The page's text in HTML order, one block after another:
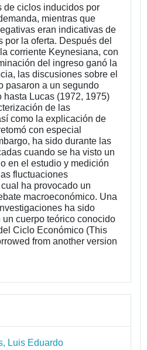
de ciclos inducidos por
mientras que
eran indicativas de
por la oferta. Después del
corriente Keynesiana, con
del ingreso ganó la
las discusiones sobre el
pasaron a un segundo
hasta Lucas (1972, 1975)
de las
como la explicación de
con especial
ha sido durante las
cuando se ha visto un
en el estudio y medición
fluctuaciones
ha provocado un
macroeconómico. Una
ha sido
cuerpo teórico conocido
Ciclo Económico (This
from another version
Luis Eduardo